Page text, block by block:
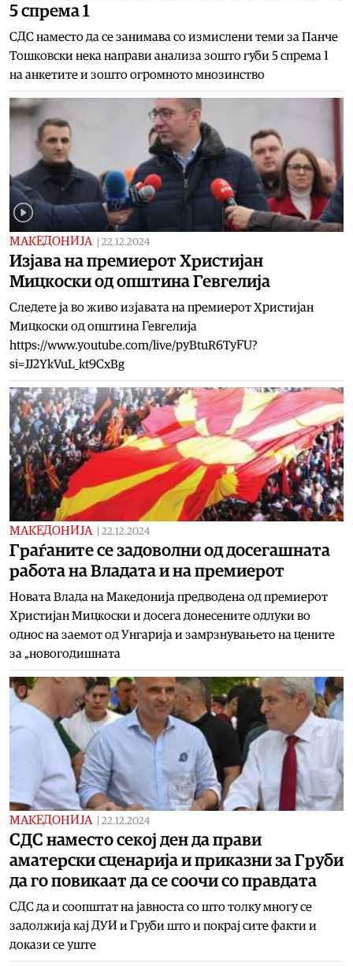
5 спрема 1
СДС наместо да се занимава со измислени теми за Панче
Тошковски нека направи анализа зошто губи 5 спрема 1
на анкетите и зошто огромното мнозинство
МАКЕДОНИЈА 22.12.2024
Изјава на премиерот Христијан
Мицкоски од општина Гевгелија
Следете ја во живо изјавата на премиерот Христијан
Мицкоски од општина Гевгелија
https://www.youtube.com/live/pyBtuR6TyFU?
si=JJ2YkVuL_kt9CxBg
МАКЕДОНИЈА 22.12.2024
Граѓаните се задоволни од досегашната
работа на Владата и на премиерот
Новата Влада на Македонија предводена од премиерот
Христијан Мицкоски и досега донесените одлуки во
однос на заемот од Унгарија и замрзнувањето на цените
за „новогодишната
МАКЕДОНИЈА 22.12.2024
СДС наместо секој ден да прави
аматерски сценарија и приказни за Груби
да го повикаат да се соочи со правдата
СДС да и соопштат на јавноста со што толку многу се
задолжија кај ДУИ и Груби што и покрај сите факти и
докази се уште